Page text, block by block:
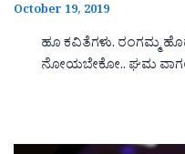
October 19, 2019
ಹೂ ಕವಿತೆಗಳು. ರಂಗಮ್ಮ
ನೋಯಬೇಕೋ.. ಘಮ